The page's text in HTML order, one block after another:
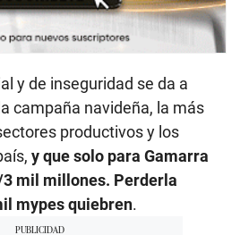
y de inseguridad se da a
campaña navideña, la más
productivos y los
y que solo para Gamarra
mil millones. Perderla
mypes quiebren.